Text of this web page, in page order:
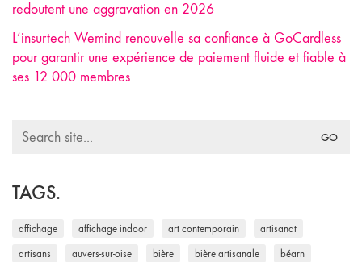
redoutent une aggravation en 2026
L’insurtech Wemind renouvelle sa confiance à GoCardless
pour garantir une expérience de paiement fluide et fiable à
ses 12 000 membres
Search
TAGS.
affichage affichage indoor art contemporain artisanat
artisans auvers-sur-oise bière bière artisanale béarn